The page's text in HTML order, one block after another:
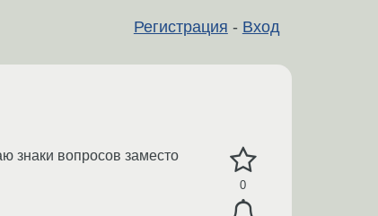
Регистрация - Вход
0
знаки вопросов заместо